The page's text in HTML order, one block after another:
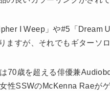
I Weep」や#5「Dream
ますが、それでもギターソ
70歳を超える俳優兼
性SSWのMcKenna Raeが